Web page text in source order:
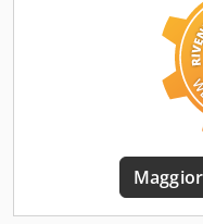
,
carico: 600 Larghezza
mm Classe ISO:
Trasmissione:
Condizione: nuovo
Condizioni tecniche:
Superelastiche
Tipologia gomme
posteriori Condizioni:
posizionatore forche,